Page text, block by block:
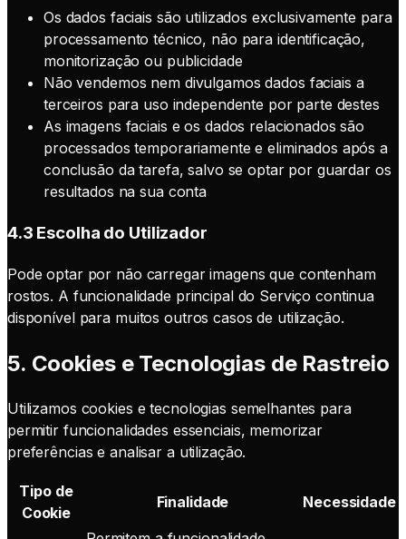
Os dados faciais são utilizados exclusivamente para
processamento técnico, não para identificação,
monitorização ou publicidade
Não vendemos nem divulgamos dados faciais a
terceiros para uso independente por parte destes
As imagens faciais e os dados relacionados são
processados temporariamente e eliminados após a
conclusão da tarefa, salvo se optar por guardar os
resultados na sua conta
4.3 Escolha do Utilizador
Pode optar por não carregar imagens que contenham
rostos. A funcionalidade principal do Serviço continua
disponível para muitos outros casos de utilização.
5. Cookies e Tecnologias de Rastreio
Utilizamos cookies e tecnologias semelhantes para
permitir funcionalidades essenciais, memorizar
preferências e analisar a utilização.
Tipo de
Cookie
Finalidade
Necessidade